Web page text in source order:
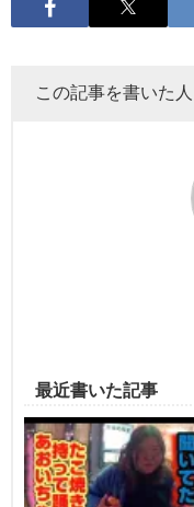
この記事を書いた人
最近書いた記事